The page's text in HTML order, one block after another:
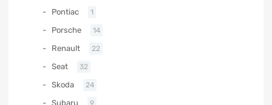
Pontiac 1
Porsche 14
Renault 22
Seat 32
Skoda 24
Subaru